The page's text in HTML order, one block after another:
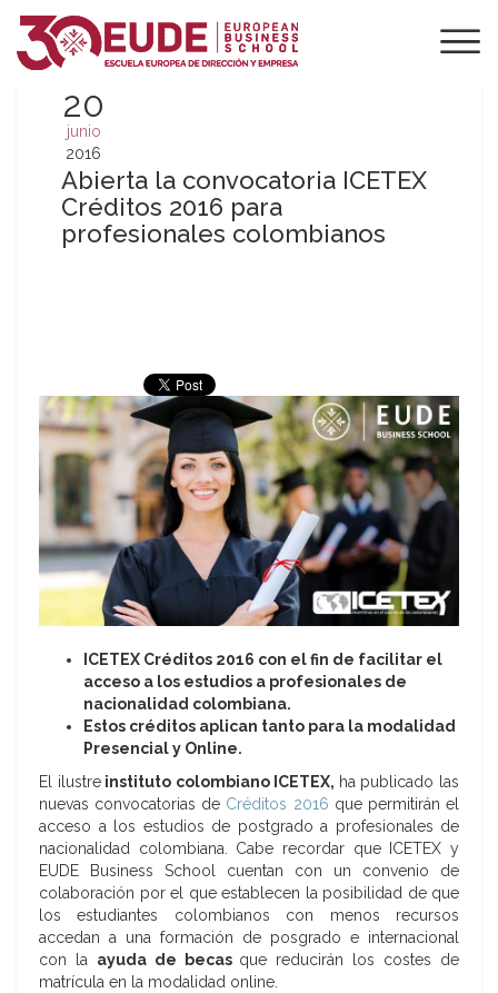
20
junio
2016
Abierta la convocatoria ICETEX
Créditos 2016 para
profesionales colombianos
ICETEX Créditos 2016 con el fin de facilitar el
acceso a los estudios a profesionales de
nacionalidad colombiana.
Estos créditos aplican tanto para la modalidad
Presencial y Online.
El ilustreinstituto colombiano ICETEX, ha publicado las
nuevas convocatorias de Créditos 2016 que permitirán el
acceso a los estudios de postgrado a profesionales de
nacionalidad colombiana. Cabe recordar que ICETEX y
EUDE Business School cuentan con un convenio de
colaboración por el que establecen la posibilidad de que
los estudiantes colombianos con menos recursos
accedan a una formación de posgrado e internacional
con la ayuda de becas que reducirán los costes de
matrícula en la modalidad online.